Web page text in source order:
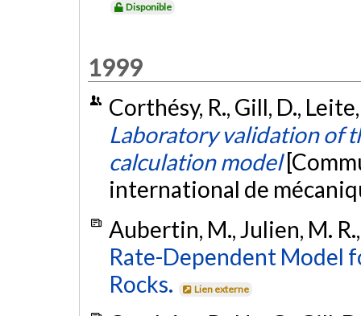
Disponible
1999
Corthésy, R., Gill, D.,
Laboratory validation of
calculation model
international de
Aubertin, M., Julien, M.
Rate-Dependent Model
Rocks.
Lien externe